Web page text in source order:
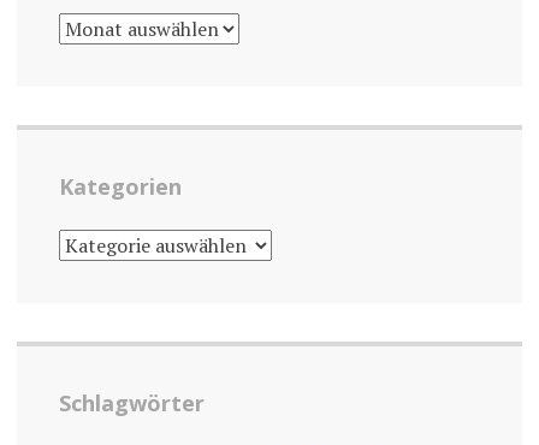
ARCHIV
Kategorien
KATEGORIEN
Schlagwörter